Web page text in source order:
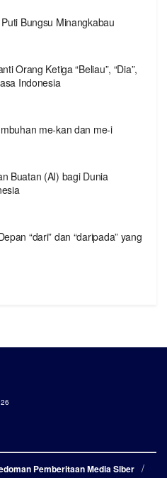
Bungsu Minangkabau
Orang Ketiga “Beliau”, “Dia”,
Indonesia
me-kan dan me-i
Buatan (AI) bagi Dunia
“dari” dan “daripada” yang
Pemberitaan Media Siber